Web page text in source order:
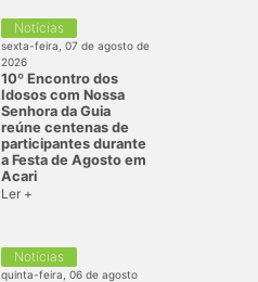
Notícias
sexta-feira, 07 de agosto de
2026
10º Encontro dos
Idosos com Nossa
Senhora da Guia
reúne centenas de
participantes durante
a Festa de Agosto em
Acari
Ler +
Notícias
quinta-feira, 06 de agosto